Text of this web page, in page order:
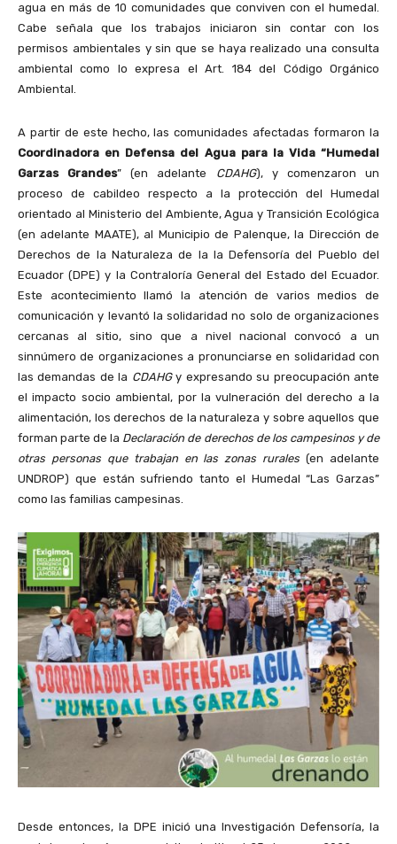
agua en más de 10 comunidades que conviven con el humedal.
Cabe señala que los trabajos iniciaron sin contar con los
permisos ambientales y sin que se haya realizado una consulta
ambiental como lo expresa el Art. 184 del Código Orgánico
Ambiental.
A partir de este hecho, las comunidades afectadas formaron la
Coordinadora en Defensa del Agua para la Vida “Humedal
Garzas Grandes” (en adelante CDAHG), y comenzaron un
proceso de cabildeo respecto a la protección del Humedal
orientado al Ministerio del Ambiente, Agua y Transición Ecológica
(en adelante MAATE), al Municipio de Palenque, la Dirección de
Derechos de la Naturaleza de la la Defensoría del Pueblo del
Ecuador (DPE) y la Contraloría General del Estado del Ecuador.
Este acontecimiento llamó la atención de varios medios de
comunicación y levantó la solidaridad no solo de organizaciones
cercanas al sitio, sino que a nivel nacional convocó a un
sinnúmero de organizaciones a pronunciarse en solidaridad con
las demandas de la CDAHGy expresando su preocupación ante
el impacto socio ambiental, por la vulneración del derecho a la
alimentación, los derechos de la naturaleza y sobre aquellos que
forman parte de la Declaración de derechos de los campesinos y de
otras personas que trabajan en las zonas rurales(en adelante
UNDROP) que están sufriendo tanto el Humedal “Las Garzas”
como las familias campesinas.
Desde entonces, la DPE inició una Investigación Defensoría, la